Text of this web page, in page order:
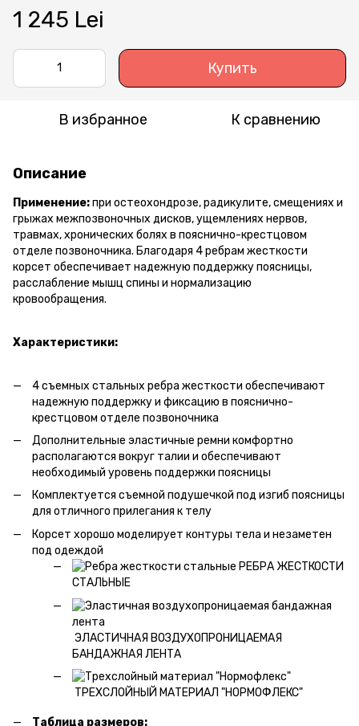
1 245 Lei
Купить
В избранное К сравнению
Описание
Применение:при остеохондрозе, радикулите, смещениях и
грыжах межпозвоночных дисков, ущемлениях нервов,
травмах, хронических болях в пояснично-крестцовом
отделе позвоночника. Благодаря 4 ребрам жесткости
корсет обеспечивает надежную поддержку поясницы,
расслабление мышц спины и нормализацию
кровообращения.
Характеристики:
4 съемных стальных ребра жесткости обеспечивают
надежную поддержку и фиксацию в пояснично-
крестцовом отделе позвоночника
Дополнительные эластичные ремни комфортно
располагаются вокруг талии и обеспечивают
необходимый уровень поддержки поясницы
Комплектуется съемной подушечкой под изгиб поясницы
для отличного прилегания к телу
Корсет хорошо моделирует контуры тела и незаметен
под одеждой
РЕБРА ЖЕСТКОСТИ
СТАЛЬНЫЕ
ЭЛАСТИЧНАЯ ВОЗДУХОПРОНИЦАЕМАЯ
БАНДАЖНАЯ ЛЕНТА
ТРЕХСЛОЙНЫЙ МАТЕРИАЛ "НОРМОФЛЕКС"
Таблица размеров: